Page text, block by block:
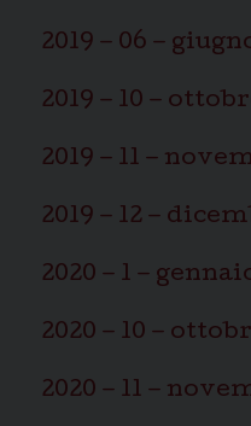
2019 – 06 –
2019 – 10 –
2019 – 11 –
2019 – 12 –
2020 – 1 –
2020 – 10 –
2020 – 11 –